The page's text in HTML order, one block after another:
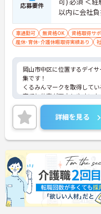
応募要件
以内に会社
車通勤可 無資格OK 資格取得サ
産休･育休･介護休暇取得実績あり
岡山市中区に位置するデイ
集です！
くるみんマークを取得して
育てと仕事が両立しやすい
的に行っています。
ご興味ある方には、面接対策
詳細をお話しいたしますの
い！
詳細を見る